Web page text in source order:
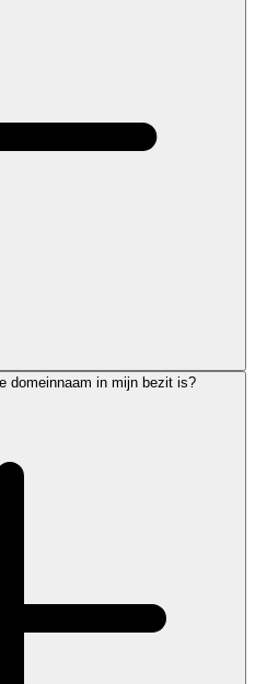
domeinnaam in mijn bezit is?